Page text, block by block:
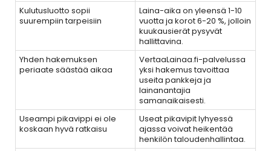
Kulutusluotto sopii
suurempiin tarpeisiin
Laina-aika on yleensä 1-10
vuotta ja korot 6-20 %, jolloin
kuukausierät pysyvät
hallittavina.
Yhden hakemuksen
periaate säästää aikaa
VertaaLainaa.fi-palvelussa
yksi hakemus tavoittaa
useita pankkeja ja
lainanantajia
samanaikaisesti.
Useampi pikavippi ei ole
koskaan hyvä ratkaisu
Useat pikavipit lyhyessä
ajassa voivat heikentää
henkilön taloudenhallintaa.